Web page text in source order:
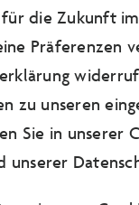
Story 2 Bilder
trifft
die Zukunft
Präferenzen
zu unseren
Sie in unserer
unserer